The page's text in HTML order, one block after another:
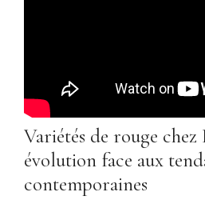
Variétés de rouge
évolution face aux
contemporaines